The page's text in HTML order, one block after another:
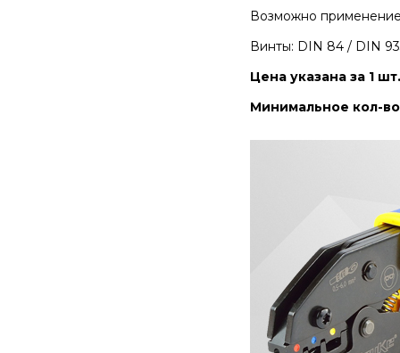
Возможно
Винты: DIN 84 / DIN
Цена указана за 1 шт.
Минимальное кол-